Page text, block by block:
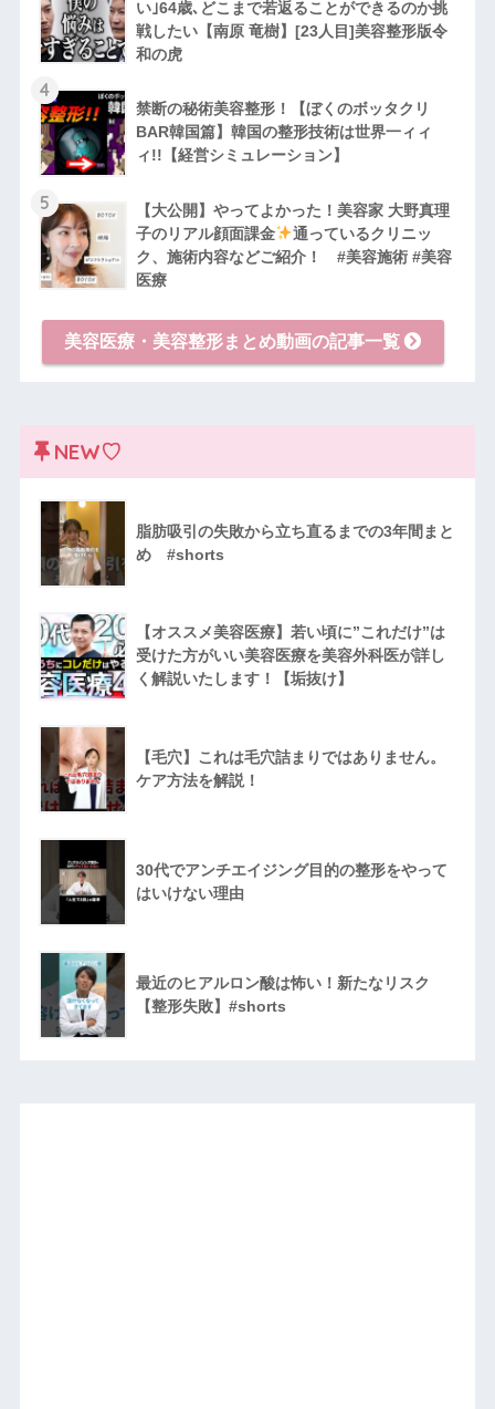
い｣64歳､どこまで若返ることができるのか挑
戦したい【南原 竜樹】[23人目]美容整形版令
和の虎
4
禁断の秘術美容整形！【ぼくのボッタクリ
BAR韓国篇】韓国の整形技術は世界一ィィ
ィ!!【経営シミュレーション】
5
【大公開】やってよかった！美容家 大野真理
子のリアル顔面課金
通っているクリニッ
ク、施術内容などご紹介！ #美容施術 #美容
医療
美容医療・美容整形まとめ動画の記事一覧
NEW♡
脂肪吸引の失敗から立ち直るまでの3年間まと
め #shorts
【オススメ美容医療】若い頃に”これだけ”は
受けた方がいい美容医療を美容外科医が詳し
く解説いたします！【垢抜け】
【毛穴】これは毛穴詰まりではありません。
ケア方法を解説！
30代でアンチエイジング目的の整形をやって
はいけない理由
最近のヒアルロン酸は怖い！新たなリスク
【整形失敗】#shorts